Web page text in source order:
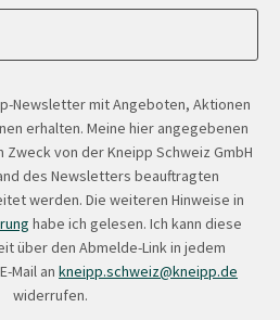
Newsletter mit Angeboten, Aktionen
erhalten. Meine hier angegebenen
von der Kneipp Schweiz GmbH
des Newsletters beauftragten
werden. Die weiteren Hinweise in
habe ich gelesen. Ich kann diese
über den Abmelde-Link in jedem
Mail an kneipp.schweiz@kneipp.de
widerrufen.